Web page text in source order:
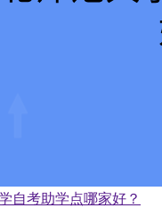
自考助学点哪家好？